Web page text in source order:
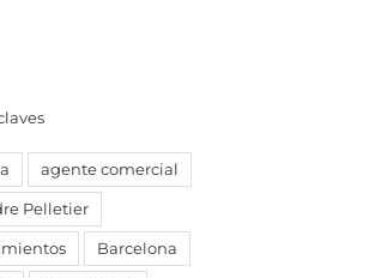
agente comercial
Pelletier
Barcelona